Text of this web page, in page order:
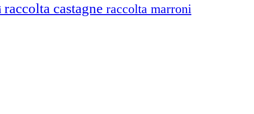
raccolta castagne raccolta marroni